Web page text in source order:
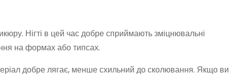
Нігті в цей час добре сприймають зміцнювальні
на формах або типсах.
добре лягає, менше схильний до сколювання. Якщо ви